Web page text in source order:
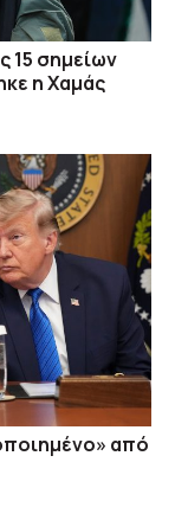
15 σημείων
η Χαμάς
από